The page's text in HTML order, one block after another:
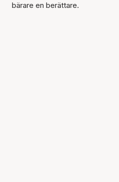
bärare en berättare.